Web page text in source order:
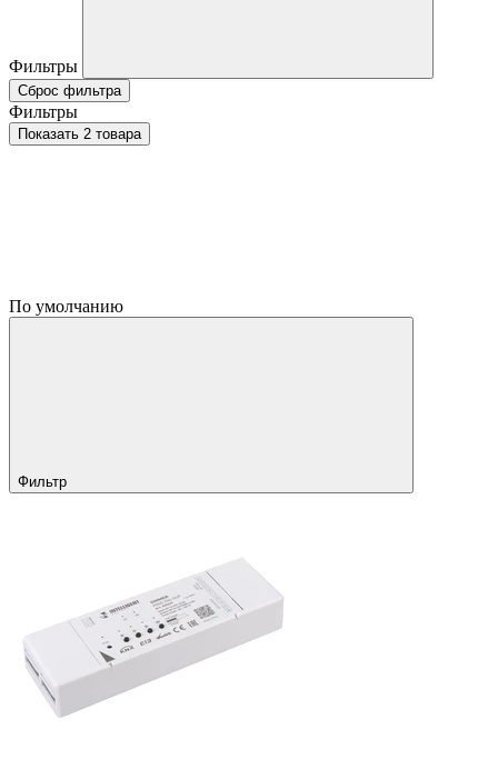
Фильтры
Сброс фильтра
Фильтры
Показать 2 товара
По умолчанию
Фильтр